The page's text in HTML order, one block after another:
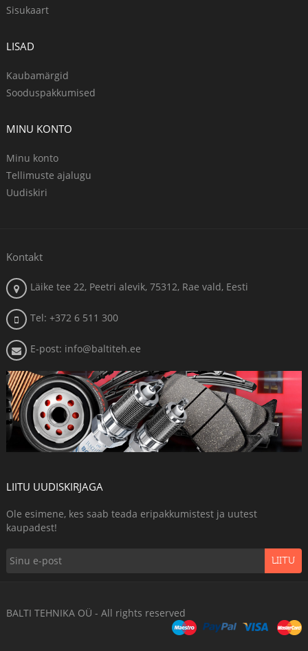
Sisukaart
LISAD
Kaubamärgid
Sooduspakkumised
MINU KONTO
Minu konto
Tellimuste ajalugu
Uudiskiri
Kontakt
Läike tee 22, Peetri alevik, 75312, Rae vald, Eesti
Tel: +372 6 511 300
E-post: info@baltiteh.ee
LIITU UUDISKIRJAGA
Ole esimene, kes saab teada eripakkumistest ja uutest
kaupadest!
LIITU
BALTI TEHNIKA OÜ - All rights reserved